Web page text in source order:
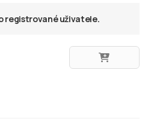
registrované uživatele.